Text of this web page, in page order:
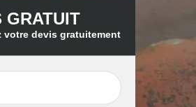
de
21
Couvreur zingueur
GRATUIT
votre devis gratuitement